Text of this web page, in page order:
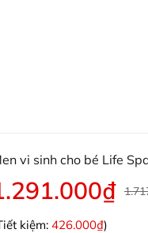
vi sinh cho bé Life
kiệm: 426.000₫)